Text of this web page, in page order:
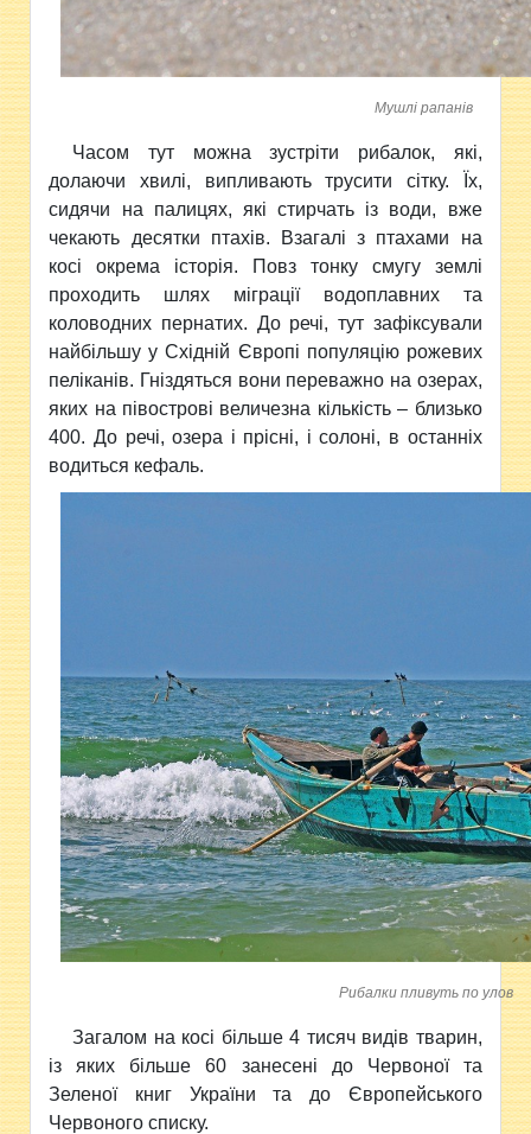
Мушлі рапанів
Часом тут можна зустріти рибалок, які,
долаючи хвилі, випливають трусити сітку. Їх,
сидячи на палицях, які стирчать із води, вже
чекають десятки птахів. Взагалі з птахами на
косі окрема історія. Повз тонку смугу землі
проходить шлях міграції водоплавних та
коловодних пернатих. До речі, тут зафіксували
найбільшу у Східній Європі популяцію рожевих
пеліканів. Гніздяться вони переважно на озерах,
яких на півострові величезна кількість – близько
400. До речі, озера і прісні, і солоні, в останніх
водиться кефаль.
Рибалки пливуть по улов
Загалом на косі більше 4 тисяч видів тварин,
із яких більше 60 занесені до Червоної та
Зеленої книг України та до Європейського
Червоного списку.